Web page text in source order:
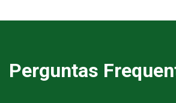
Perguntas